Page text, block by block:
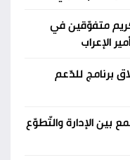
متفوّقين في
الإعراب
برنامج للدّعم
بين الإدارة والتّطوّع